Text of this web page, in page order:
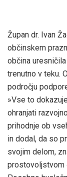
Župan dr. Ivan
občinskem
občina
trenutno v teku.
področju
»Vse to
ohranjati
prihodnje ob
in dodal, da so
svojim delom,
prostovoljstvom